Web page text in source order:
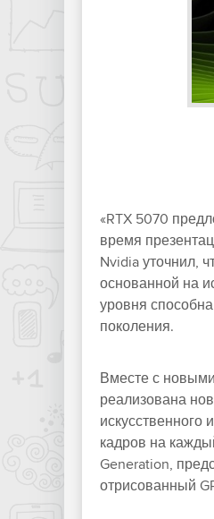
«RTX 5070
время
Nvidia уточнил,
основанной на
уровня
поколения.
Вместе с
реализована
искусственного
кадров на
Generation,
отрисованный